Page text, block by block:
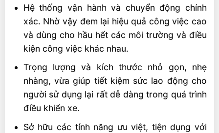
Hệ thống vận hành và chuyển động chính
xác. Nhờ vậy đem lại hiệu quả công việc cao
và dùng cho hầu hết các môi trường và điều
kiện công việc khác nhau.
Trọng lượng và kích thước nhỏ gọn, nhẹ
nhàng, vừa giúp tiết kiệm sức lao động cho
người sử dụng lại rất dễ dàng trong quá trình
điều khiển xe.
Sở hữu các tính năng ưu việt, tiện dụng với